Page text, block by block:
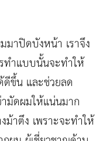
าปิดบังหน้า เราจึง
ทำแบบนั้นจะทำให้
ดีขึ้น และช่วยลด
มัดผมให้แน่นมาก
าตึง เพราะจะทำให้